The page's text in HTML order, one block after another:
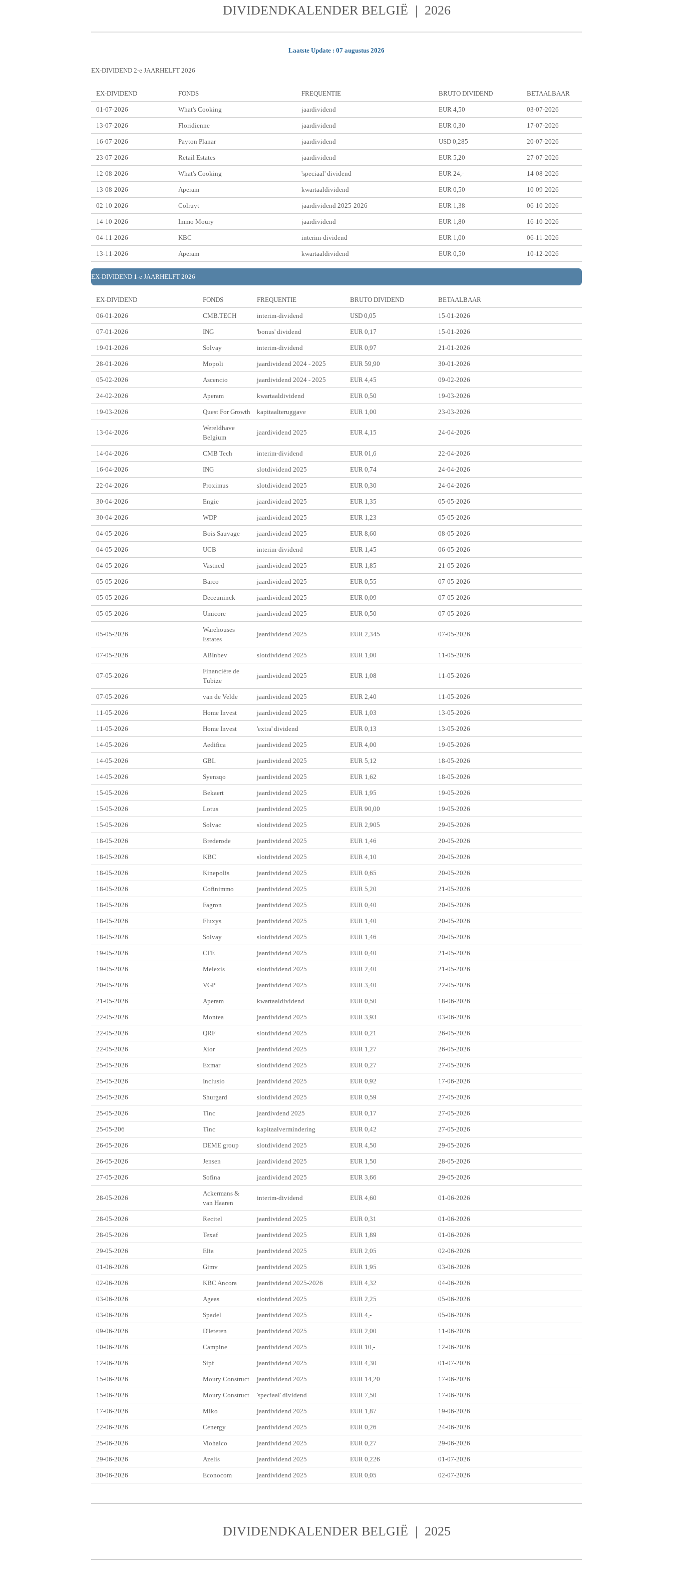
DIVIDENDKALENDER BELGIË | 2026
Laatste Update : 07 augustus 2026
EX-DIVIDEND 2-e JAARHELFT 2026
EX-DIVIDEND FONDS FREQUENTIE BRUTO DIVIDEND BETAALBAAR
01-07-2026 What's Cooking jaardividend EUR 4,50 03-07-2026
13-07-2026 Floridienne jaardividend EUR 0,30 17-07-2026
16-07-2026 Payton Planar jaardividend USD 0,285 20-07-2026
23-07-2026 Retail Estates jaardividend EUR 5,20 27-07-2026
12-08-2026 What's Cooking 'speciaal' dividend EUR 24,- 14-08-2026
13-08-2026 Aperam kwartaaldividend EUR 0,50 10-09-2026
02-10-2026 Colruyt jaardividend 2025-2026 EUR 1,38 06-10-2026
14-10-2026 Immo Moury jaardividend EUR 1,80 16-10-2026
04-11-2026 KBC interim-dividend EUR 1,00 06-11-2026
13-11-2026 Aperam kwartaaldividend EUR 0,50 10-12-2026
EX-DIVIDEND 1-e JAARHELFT 2026
EX-DIVIDEND FONDS FREQUENTIE BRUTO DIVIDEND BETAALBAAR
06-01-2026 CMB.TECH interim-dividend USD 0,05 15-01-2026
07-01-2026 ING 'bonus' dividend EUR 0,17 15-01-2026
19-01-2026 Solvay interim-dividend EUR 0,97 21-01-2026
28-01-2026 Mopoli jaardividend 2024 - 2025 EUR 59,90 30-01-2026
05-02-2026 Ascencio jaardividend 2024 - 2025 EUR 4,45 09-02-2026
24-02-2026 Aperam kwartaaldividend EUR 0,50 19-03-2026
19-03-2026 Quest For Growth kapitaalteruggave EUR 1,00 23-03-2026
13-04-2026
Wereldhave
Belgium
jaardividend 2025 EUR 4,15 24-04-2026
14-04-2026 CMB Tech interim-dividend EUR 01,6 22-04-2026
16-04-2026 ING slotdividend 2025 EUR 0,74 24-04-2026
22-04-2026 Proximus slotdividend 2025 EUR 0,30 24-04-2026
30-04-2026 Engie jaardividend 2025 EUR 1,35 05-05-2026
30-04-2026 WDP jaardividend 2025 EUR 1,23 05-05-2026
04-05-2026 Bois Sauvage jaardividend 2025 EUR 8,60 08-05-2026
04-05-2026 UCB interim-dividend EUR 1,45 06-05-2026
04-05-2026 Vastned jaardividend 2025 EUR 1,85 21-05-2026
05-05-2026 Barco jaardividend 2025 EUR 0,55 07-05-2026
05-05-2026 Deceuninck jaardividend 2025 EUR 0,09 07-05-2026
05-05-2026 Umicore jaardividend 2025 EUR 0,50 07-05-2026
05-05-2026
Warehouses
Estates
jaardividend 2025 EUR 2,345 07-05-2026
07-05-2026 ABInbev slotdividend 2025 EUR 1,00 11-05-2026
07-05-2026
Financière de
Tubize
jaardividend 2025 EUR 1,08 11-05-2026
07-05-2026 van de Velde jaardividend 2025 EUR 2,40 11-05-2026
11-05-2026 Home Invest jaardividend 2025 EUR 1,03 13-05-2026
11-05-2026 Home Invest 'extra' dividend EUR 0,13 13-05-2026
14-05-2026 Aedifica jaardividend 2025 EUR 4,00 19-05-2026
14-05-2026 GBL jaardividend 2025 EUR 5,12 18-05-2026
14-05-2026 Syensqo jaardividend 2025 EUR 1,62 18-05-2026
15-05-2026 Bekaert jaardividend 2025 EUR 1,95 19-05-2026
15-05-2026 Lotus jaardividend 2025 EUR 90,00 19-05-2026
15-05-2026 Solvac slotdividend 2025 EUR 2,905 29-05-2026
18-05-2026 Brederode jaardividend 2025 EUR 1,46 20-05-2026
18-05-2026 KBC slotdividend 2025 EUR 4,10 20-05-2026
18-05-2026 Kinepolis jaardividend 2025 EUR 0,65 20-05-2026
18-05-2026 Cofinimmo jaardividend 2025 EUR 5,20 21-05-2026
18-05-2026 Fagron jaardividend 2025 EUR 0,40 20-05-2026
18-05-2026 Fluxys jaardividend 2025 EUR 1,40 20-05-2026
18-05-2026 Solvay slotdividend 2025 EUR 1,46 20-05-2026
19-05-2026 CFE jaardividend 2025 EUR 0,40 21-05-2026
19-05-2026 Melexis slotdividend 2025 EUR 2,40 21-05-2026
20-05-2026 VGP jaardividend 2025 EUR 3,40 22-05-2026
21-05-2026 Aperam kwartaaldividend EUR 0,50 18-06-2026
22-05-2026 Montea jaardividend 2025 EUR 3,93 03-06-2026
22-05-2026 QRF slotdividend 2025 EUR 0,21 26-05-2026
22-05-2026 Xior jaardividend 2025 EUR 1,27 26-05-2026
25-05-2026 Exmar slotdividend 2025 EUR 0,27 27-05-2026
25-05-2026 Inclusio jaardividend 2025 EUR 0,92 17-06-2026
25-05-2026 Shurgard slotdividend 2025 EUR 0,59 27-05-2026
25-05-2026 Tinc jaardivdend 2025 EUR 0,17 27-05-2026
25-05-206 Tinc kapitaalvermindering EUR 0,42 27-05-2026
26-05-2026 DEME group slotdividend 2025 EUR 4,50 29-05-2026
26-05-2026 Jensen jaardividend 2025 EUR 1,50 28-05-2026
27-05-2026 Sofina jaardividend 2025 EUR 3,66 29-05-2026
28-05-2026
Ackermans &
van Haaren
interim-dividend EUR 4,60 01-06-2026
28-05-2026 Recitel jaardividend 2025 EUR 0,31 01-06-2026
28-05-2026 Texaf jaardividend 2025 EUR 1,89 01-06-2026
29-05-2026 Elia jaardividend 2025 EUR 2,05 02-06-2026
01-06-2026 Gimv jaardividend 2025 EUR 1,95 03-06-2026
02-06-2026 KBC Ancora jaardividend 2025-2026 EUR 4,32 04-06-2026
03-06-2026 Ageas slotdividend 2025 EUR 2,25 05-06-2026
03-06-2026 Spadel jaardividend 2025 EUR 4,- 05-06-2026
09-06-2026 D'Ieteren jaardividend 2025 EUR 2,00 11-06-2026
10-06-2026 Campine jaardividend 2025 EUR 10,- 12-06-2026
12-06-2026 Sipf jaardividend 2025 EUR 4,30 01-07-2026
15-06-2026 Moury Construct jaardividend 2025 EUR 14,20 17-06-2026
15-06-2026 Moury Construct 'speciaal' dividend EUR 7,50 17-06-2026
17-06-2026 Miko jaardividend 2025 EUR 1,87 19-06-2026
22-06-2026 Cenergy jaardividend 2025 EUR 0,26 24-06-2026
25-06-2026 Viohalco jaardividend 2025 EUR 0,27 29-06-2026
29-06-2026 Azelis jaardividend 2025 EUR 0,226 01-07-2026
30-06-2026 Econocom jaardividend 2025 EUR 0,05 02-07-2026
DIVIDENDKALENDER BELGIË | 2025